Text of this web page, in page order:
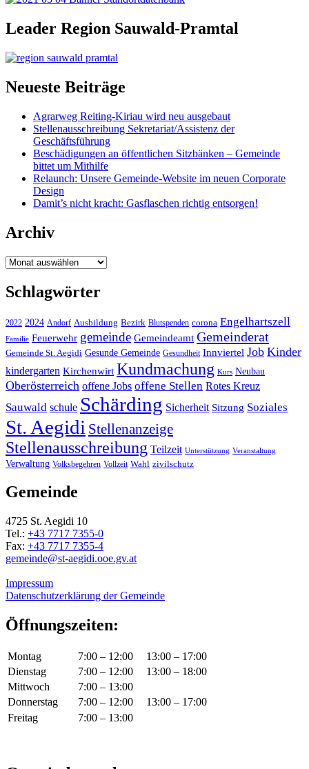
Leader Region Sauwald-Pramtal
Neueste Beiträge
Agrarweg Reiting-Kiriau wird neu ausgebaut
Stellenausschreibung Sekretariat/Assistenz der
Geschäftsführung
Beschädigungen an öffentlichen Sitzbänken – Gemeinde
bittet um Mithilfe
Relaunch: Unsere Gemeinde-Website im neuen Corporate
Design
Damit’s nicht kracht: Gasflaschen richtig entsorgen!
Archiv
Archiv
Schlagwörter
2022 2024 Andorf Ausbildung Bezirk Blutspenden corona Engelhartszell
Familie Feuerwehr gemeinde Gemeindeamt Gemeinderat
Gemeinde St. Aegidi Gesunde Gemeinde Gesundheit Innviertel Job Kinder
kindergarten Kirchenwirt Kundmachung Kurs Neubau
Oberösterreich offene Jobs offene Stellen Rotes Kreuz
Sauwald schule Schärding Sicherheit Sitzung Soziales
St. Aegidi Stellenanzeige
Stellenausschreibung Teilzeit Unterstützung Veranstaltung
Verwaltung Volksbegehren Vollzeit Wahl zivilschutz
Gemeinde
4725 St. Aegidi 10
Tel.: +43 7717 7355-0
Fax: +43 7717 7355-4
gemeinde@st-aegidi.ooe.gv.at
Impressum
Datenschutzerklärung der Gemeinde
Öffnungszeiten:
Montag 7:00 – 12:00
13:00 – 17:00
Dienstag
7:00 – 12:00
13:00 – 18:00
Mittwoch
7:00 – 13:00
Donnerstag
7:00 – 12:00
13:00 – 17:00
Freitag
7:00 – 13:00